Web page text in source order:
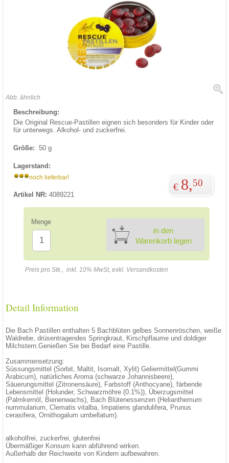
Abb. ähnlich
Beschreibung:
Die Original Rescue-Pastillen eignen sich besonders für Kinder oder
für unterwegs. Alkohol- und zuckerfrei.
Größe: 50 g
Lagerstand:
noch lieferbar!
Artikel NR: 4089221
€ 8,50
Menge
in den
Warenkorb legen
Preis pro Stk., inkl. 10% MwSt, exkl. Versandkosten
Detail Information
Die Bach Pastillen enthalten 5 Bachblüten gelbes Sonnenröschen, weiße
Waldrebe, drüsentragendes Springkraut, Kirschpflaume und doldiger
Milchstern.Genießen Sie bei Bedarf eine Pastille.
Zusammensetzung:
Süssungsmittel (Sorbit, Maltit, Isomalt, Xylit) Geliermittel(Gummi
Arabicum), natürliches Aroma (schwarze Johannisbeere),
Säuerungsmittel (Zitronensäure), Farbstoff (Anthocyane), färbende
Lebensmittel (Holunder, Schwarzmöhre (0.1%)), Überzugsmittel
(Palmkernöl, Bienenwachs), Bach Blütenessenzen (Helianthemum
nummularium, Clematis vitalba, Impatiens glandulifera, Prunus
cerasifera, Ornithogalum umbellatum).
alkoholfrei, zuckerfrei, glutenfrei
Übermäßiger Konsum kann abführend wirken.
Außerhalb der Reichweite von Kindern aufbewahren.